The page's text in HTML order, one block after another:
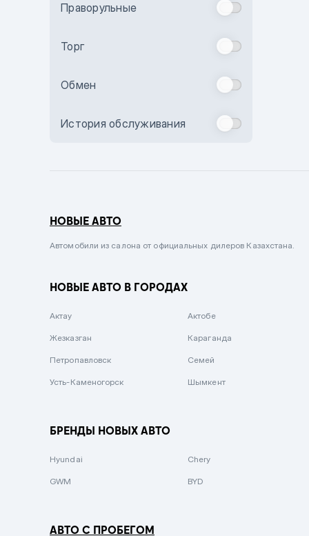
Бежевый
Комбинированный
Сиреневый металлик
Вишневый
Зеленый металлик
Праворульные
Торг
Обмен
История обслуживания
НОВЫЕ АВТО
Автомобили из салона от официальных дилеров Казахстана.
НОВЫЕ АВТО В ГОРОДАХ
Актау Актобе
Жезказган Караганда
Петропавловск Семей
Усть-Каменогорск Шымкент
БРЕНДЫ НОВЫХ АВТО
Hyundai Chery
GWM BYD
АВТО С ПРОБЕГОМ